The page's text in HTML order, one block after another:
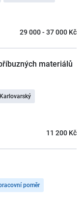
29 000 - 37 000 Kč
materiálů
Karlovarský
11 200 Kč
poměr